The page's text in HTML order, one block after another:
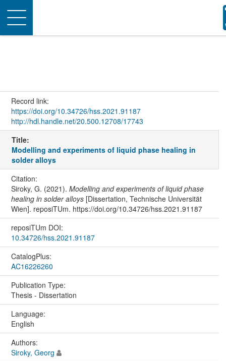
Toggle
navigation
Record link:
https://doi.org/10.34726/hss.2021.91187
http://hdl.handle.net/20.500.12708/17743
Title:
Modelling and experiments of liquid phase healing in
solder alloys
Citation:
Siroky, G. (2021). Modelling and experiments of liquid phase
healing in solder alloys[Dissertation, Technische Universität
Wien]. reposiTUm. https://doi.org/10.34726/hss.2021.91187
reposiTUm DOI:
10.34726/hss.2021.91187
CatalogPlus:
AC16226260
Publication Type:
Thesis - Dissertation
Language:
English
Authors:
Siroky, Georg